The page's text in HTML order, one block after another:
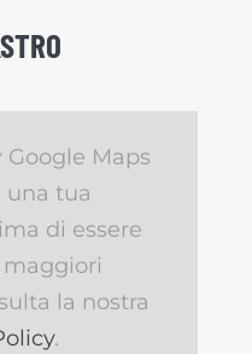
Maps
una tua
di essere
maggiori
la nostra
.